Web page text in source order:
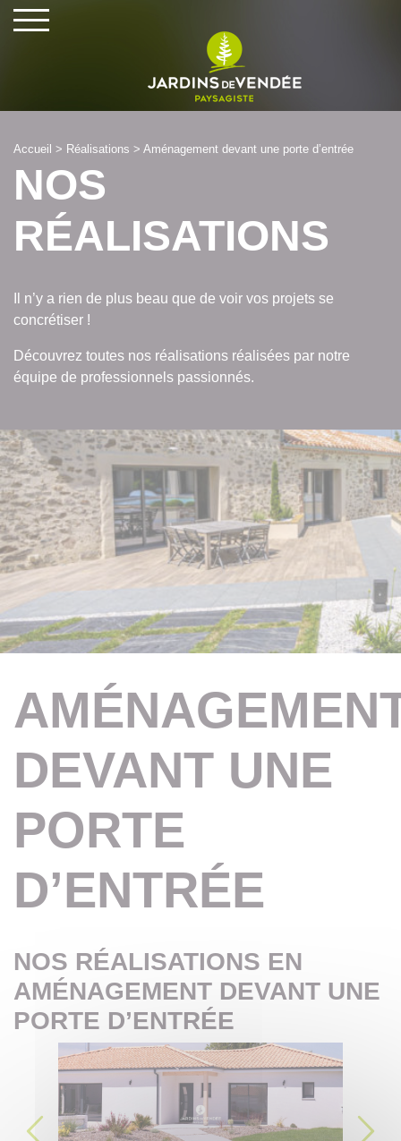
Accueil > Réalisations > Aménagement devant une porte d’entrée
NOS
RÉALISATIONS
Il n’y a rien de plus beau que de voir vos projets se
concrétiser !
Découvrez toutes nos réalisations réalisées par notre
équipe de professionnels passionnés.
DEVANT UNE
PORTE
D’ENTRÉE
NOS RÉALISATIONS EN
AMÉNAGEMENT DEVANT UNE
PORTE D’ENTRÉE
Cookies management panel